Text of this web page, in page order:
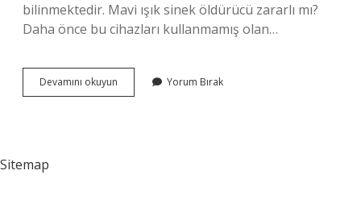
bilinmektedir. Mavi ışık sinek öldürücü zararlı mı?
Daha önce bu cihazları kullanmamış olan…
Devamını okuyun
Sinek
Yorum Bırak
Sitemap